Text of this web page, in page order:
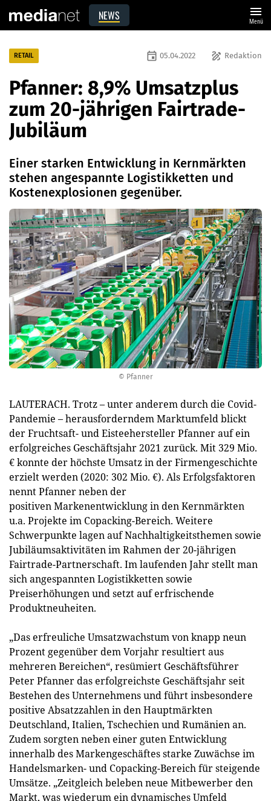
NEWS menu
Menü
© Pfanner
RETAIL draw Redaktion
event 05.04.2022
Pfanner: 8,9% Umsatzplus
zum 20-jährigen Fairtrade-
Jubiläum
Einer starken Entwicklung in Kernmärkten
stehen angespannte Logistikketten und
Kostenexplosionen gegenüber.
LAUTERACH. Trotz – unter anderem durch die Covid-
Pandemie – herausforderndem Marktumfeld blickt
der Fruchtsaft- und Eisteehersteller Pfanner auf ein
erfolgreiches Geschäftsjahr 2021 zurück. Mit 329 Mio.
€ konnte der höchste Umsatz in der Firmengeschichte
erzielt werden (2020: 302 Mio. €). Als Erfolgsfaktoren
nennt Pfanner neben der
positiven Markenentwicklung in den Kernmärkten
u.a. Projekte im Copacking-Bereich. Weitere
Schwerpunkte lagen auf Nachhaltigkeitsthemen sowie
Jubiläumsaktivitäten im Rahmen der 20-jährigen
Fairtrade-Partnerschaft. Im laufenden Jahr stellt man
sich angespannten Logistikketten sowie
Preiserhöhungen und setzt auf erfrischende
Produktneuheiten.
„Das erfreuliche Umsatzwachstum von knapp neun
Prozent gegenüber dem Vorjahr resultiert aus
mehreren Bereichen“, resümiert Geschäftsführer
Peter Pfanner das erfolgreichste Geschäftsjahr seit
Bestehen des Unternehmens und führt insbesondere
positive Absatzzahlen in den Hauptmärkten
Deutschland, Italien, Tschechien und Rumänien an.
Zudem sorgten neben einer guten Entwicklung
innerhalb des Markengeschäftes starke Zuwächse im
Handelsmarken- und Copacking-Bereich für steigende
Umsätze. „Zeitgleich beleben neue Mitbewerber den
Markt, was wiederum ein dynamisches Umfeld